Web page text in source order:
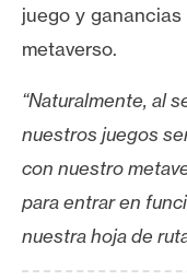
juego y
metaverso.
“Naturalmente, al
nuestros juegos
con nuestro
para entrar en
nuestra hoja de